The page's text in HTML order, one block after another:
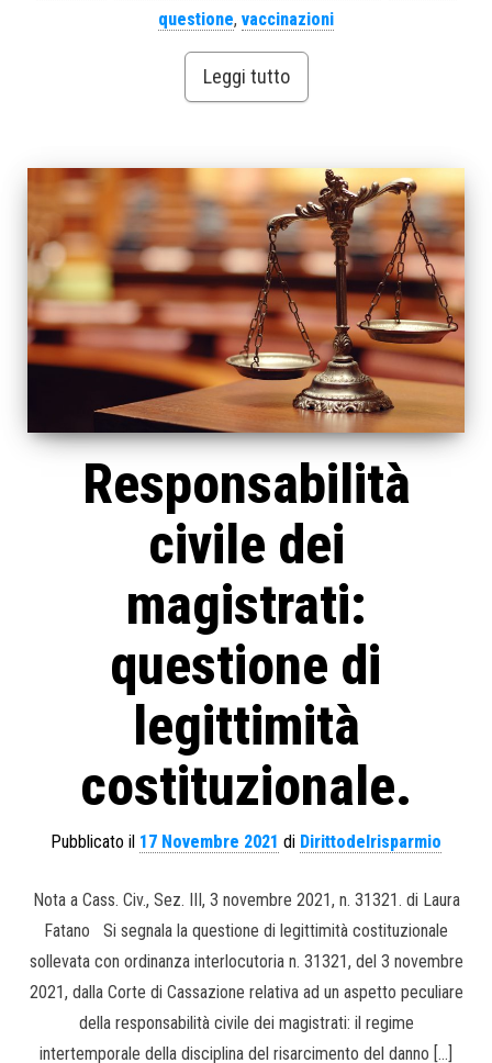
questione, vaccinazioni
Leggi tutto
Responsabilità
civile dei
magistrati:
questione di
legittimità
costituzionale.
Pubblicato il 17 Novembre 2021 di Dirittodelrisparmio
Nota a Cass. Civ., Sez. III, 3 novembre 2021, n. 31321. di Laura
Fatano Si segnala la questione di legittimità costituzionale
sollevata con ordinanza interlocutoria n. 31321, del 3 novembre
2021, dalla Corte di Cassazione relativa ad un aspetto peculiare
della responsabilità civile dei magistrati: il regime
intertemporale della disciplina del risarcimento del danno […]